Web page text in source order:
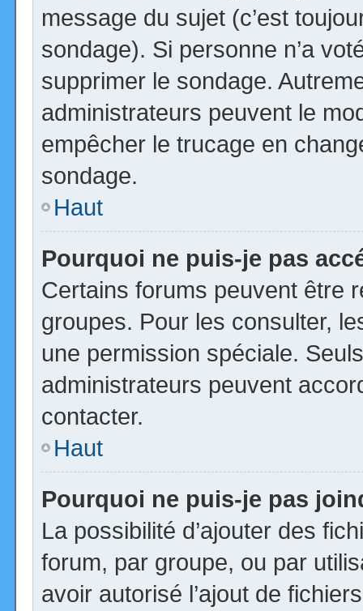
message du sujet (c’est
sondage). Si personne n’a
supprimer le sondage.
administrateurs peuvent le
empêcher le trucage en
sondage.
Haut
Pourquoi ne puis-je pas
Certains forums peuvent être
groupes. Pour les consulter,
une permission spéciale.
administrateurs peuvent
contacter.
Haut
Pourquoi ne puis-je pas
La possibilité d’ajouter des
forum, par groupe, ou par
avoir autorisé l’ajout de